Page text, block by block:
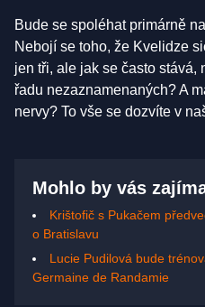
Bude se spoléhat primárně
Nebojí se toho, že Kvelidze
jen tři, ale jak se často stává,
řadu nezaznamenaných? A
nervy? To vše se dozvíte v
Mohlo by vás
Krištofič s Pukačem
o Bratislavu
Lucie Pudilová bude
Germaine de Randamie